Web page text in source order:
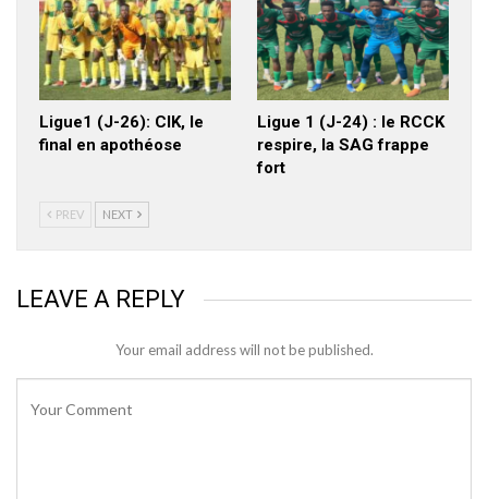
Ligue1 (J-26): CIK, le
final en apothéose
Ligue 1 (J-24) : le RCCK
respire, la SAG frappe
fort
PREV NEXT
LEAVE A REPLY
Your email address will not be published.